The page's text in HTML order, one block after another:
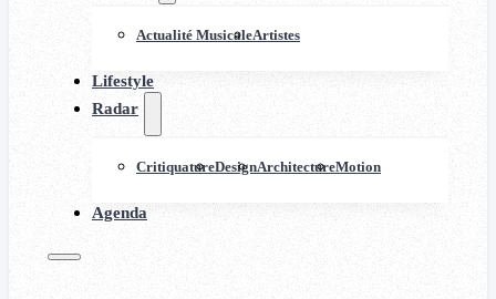
Actualité MusicaleArtistes
Lifestyle
Radar
CritiquatureDesignArchitectureMotion
Agenda